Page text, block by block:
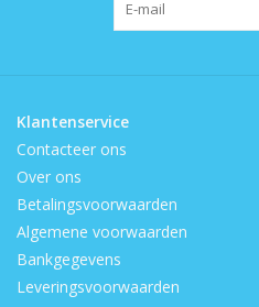
Klantenservice
Contacteer ons
Over ons
Betalingsvoorwaarden
Algemene voorwaarden
Bankgegevens
Leveringsvoorwaarden